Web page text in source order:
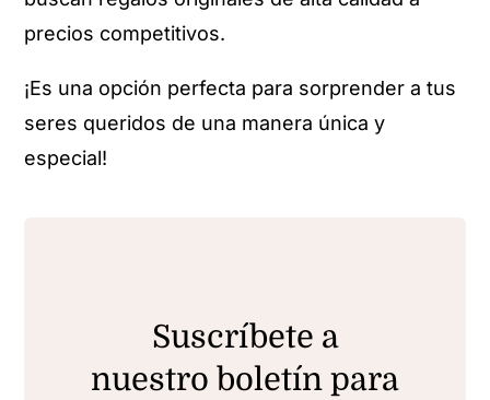
precios competitivos.
¡Es una opción perfecta para sorprender a tus
seres queridos de una manera única y
especial!
Suscríbete a
nuestro boletín para